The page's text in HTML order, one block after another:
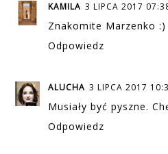
KAMILA 3 LIPCA 2017
Znakomite Marzenko
Odpowiedz
ALUCHA 3 LIPCA 2017
Musiały być pyszne.
Odpowiedz